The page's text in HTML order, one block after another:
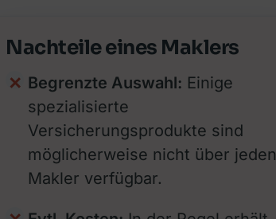
Nachteile eines Maklers
Begrenzte Auswahl: Einige
spezialisierte
Versicherungsprodukte sind
möglicherweise nicht über jeden
Makler verfügbar.